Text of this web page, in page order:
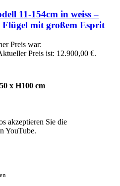
11-154cm in weiss –
mit großem Esprit
Preis war:
Preis ist: 12.900,00 €.
x H100 cm
akzeptieren Sie die
YouTube.